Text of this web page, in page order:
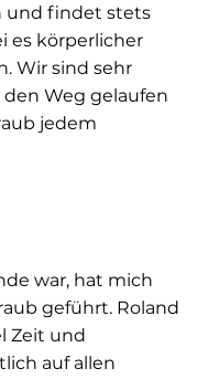
und findet stets
es körperlicher
Wir sind sehr
Weg gelaufen
jedem
war, hat mich
geführt. Roland
Zeit und
auf allen